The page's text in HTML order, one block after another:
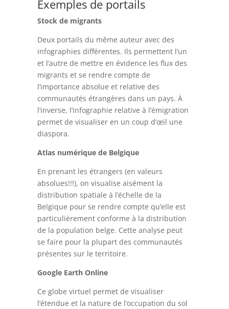
Exemples de portails
Stock de migrants
Deux portails du même auteur avec des
infographies différentes. Ils permettent l’un
et l’autre de mettre en évidence les flux des
migrants et se rendre compte de
l’importance absolue et relative des
communautés étrangères dans un pays. À
l’inverse, l’infographie relative à l’émigration
permet de visualiser en un coup d’œil une
diaspora.
Atlas numérique de Belgique
En prenant les étrangers (en valeurs
absolues!!!), on visualise aisément la
distribution spatiale à l’échelle de la
Belgique pour se rendre compte qu’elle est
particulièrement conforme à la distribution
de la population belge. Cette analyse peut
se faire pour la plupart des communautés
présentes sur le territoire.
Google Earth Online
Ce globe virtuel permet de visualiser
l’étendue et la nature de l’occupation du sol